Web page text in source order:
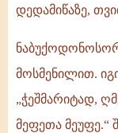
დედამიწაზე,
მოსმენილით.
„ჭეშმარიტად,
მეფეთა მეუფე.“